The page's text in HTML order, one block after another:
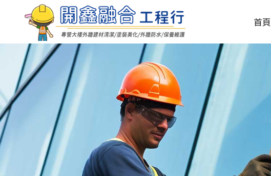
首頁